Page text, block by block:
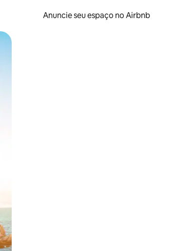
Anuncie seu espaço no Airbnb
o dedo na tela.